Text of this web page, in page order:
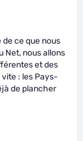
de ce que nous
Net, nous allons
et des
: les Pays-
de plancher